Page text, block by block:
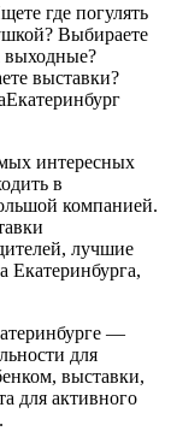
где погулять
Выбираете
выходные?
выставки?
интересных
в
компанией.
лучшие
Екатеринбурга,
—
для
выставки,
для активного